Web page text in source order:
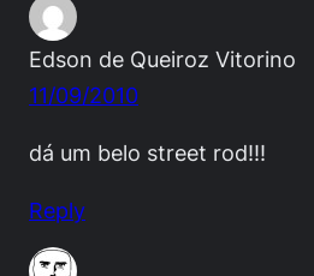
Edson de Queiroz Vitorino
11/09/2010
dá um belo street rod!!!
Reply